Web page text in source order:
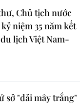
Chủ tịch nước
niệm 35 năm kết
lịch Việt Nam-
sở "dải mây trắng"